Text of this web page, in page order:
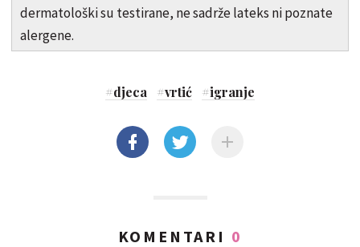
dermatološki su testirane, ne sadrže lateks ni poznate
alergene.
#djeca #vrtić #igranje
KOMENTARI 0